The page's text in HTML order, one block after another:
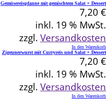
Gemüsereispfanne mit gemischtem Salat + Dessert
7,20 €
inkl. 19 % MwSt.
zzgl. Versandkosten
In den Warenkorb
Zigeunerwurst mit Curryreis und Salat + Dessert
7,20 €
inkl. 19 % MwSt.
zzgl. Versandkosten
In den Warenkorb